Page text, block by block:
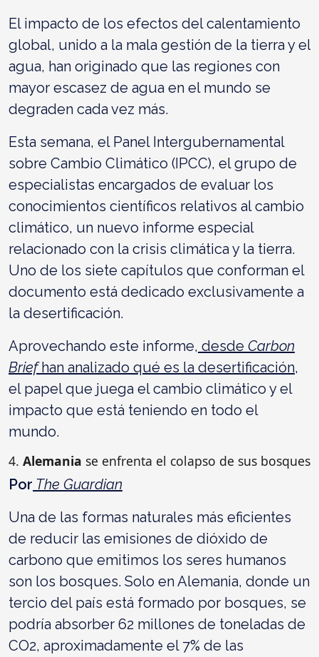
El impacto de los efectos del calentamiento
global, unido a la mala gestión de la tierra y el
agua, han originado que las regiones con
mayor escasez de agua en el mundo se
degraden cada vez más.
Esta semana, el Panel Intergubernamental
sobre Cambio Climático (IPCC), el grupo de
especialistas encargados de evaluar los
conocimientos científicos relativos al cambio
climático, un nuevo informe especial
relacionado con la crisis climática y la tierra.
Uno de los siete capítulos que conforman el
documento está dedicado exclusivamente a
la desertificación.
Aprovechando este informe, desde Carbon
Briefhan analizado qué es la desertificación,
el papel que juega el cambio climático y el
impacto que está teniendo en todo el
mundo.
4. Alemania se enfrenta el colapso de sus bosques
Por The Guardian
Una de las formas naturales más eficientes
de reducir las emisiones de dióxido de
carbono que emitimos los seres humanos
son los bosques. Solo en Alemania, donde un
tercio del país está formado por bosques, se
podría absorber 62 millones de toneladas de
CO2, aproximadamente el 7% de las